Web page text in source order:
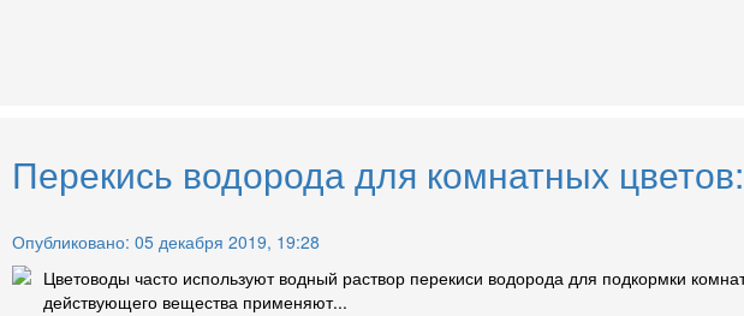
Перекись водорода для комнатных
Опубликовано: 05 декабря 2019, 19:28
Цветоводы часто используют водный раствор перекиси водорода для подкормки
действующего вещества применяют...